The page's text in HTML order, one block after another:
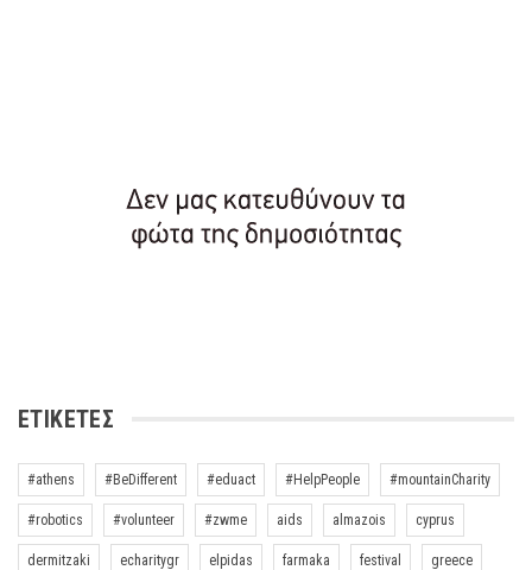
ΕΤΙΚΈΤΕΣ
#athens #BeDifferent #eduact #HelpPeople #mountainCharity
#robotics #volunteer #zwme aids almazois cyprus
dermitzaki echaritygr elpidas farmaka festival greece